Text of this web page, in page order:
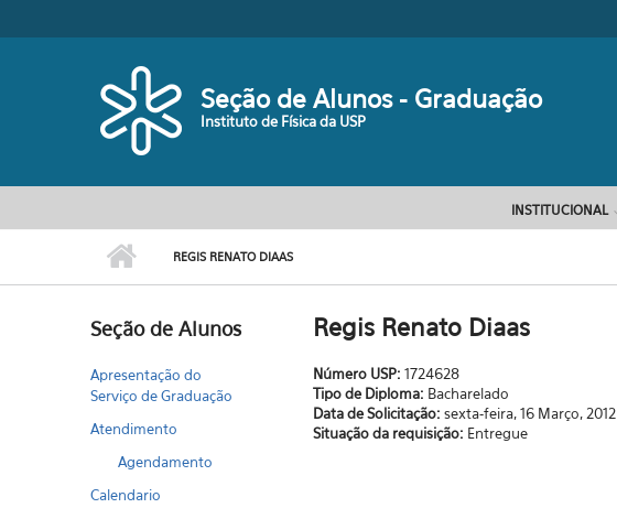
Seção de Alunos - Graduação
Instituto de Física da USP
INSTITUCIONAL
REGIS RENATO DIAAS
Seção de Alunos
Apresentação do
Serviço de Graduação
Atendimento
Agendamento
Calendario
Regis Renato Diaas
Número USP: 1724628
Tipo de Diploma: Bacharelado
Data de Solicitação: sexta-feira, 16 Março, 2012
Situação da requisição: Entregue